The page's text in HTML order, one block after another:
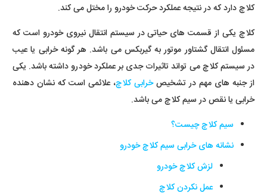
کلاچ دارد که در نتیجه عملکرد حرکت خودرو را مختل می کند.
کلاچ یکی از قسمت های حیاتی در سیستم انتقال نیروی خودرو است که
مسئول انتقال گشتاور موتور به گیربکس می باشد. هر گونه خرابی یا عیب
در سیستم کلاچ می تواند تاثیرات جدی بر عملکرد خودرو داشته باشد. یکی
از جنبه های مهم در تشخیصخرابی کلاچ، علائمی است که نشان دهنده
خرابی یا نقص در سیم کلاچ می باشد.
سیم کلاچ چیست؟
نشانه های خرابی سیم کلاچ خودرو
لزش کلاچ خودرو
عمل نکردن کلاچ